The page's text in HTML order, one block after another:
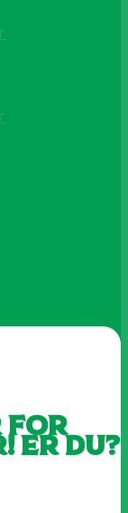
for
Er du?